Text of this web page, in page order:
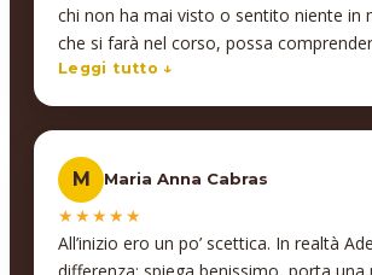
chi non ha mai visto o sentito niente in
che si farà nel corso, possa
percorso ed a fine corso avere una
varie lezioni ed il materiale che il
per il corso! Inoltre professori bravissimi
spiegano in maniera molto chiara e
danno anche la possibilità di interagire
comprendere meglio concetti e pratica
Non bastasse tutto ciò a fine lezioni il
Leggi tutto ↓
M Maria Anna Cabras
★★★★★
All’inizio ero un po’ scettica. In realtà